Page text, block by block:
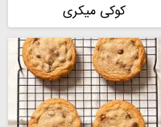
کوکی میکری